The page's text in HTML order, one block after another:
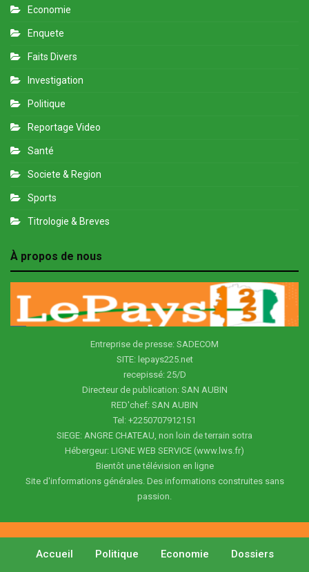
Economie
Enquete
Faits Divers
Investigation
Politique
Reportage Video
Santé
Societe & Region
Sports
Titrologie & Breves
À propos de nous
Entreprise de presse: SADECOM
SITE: lepays225.net
recepissé: 25/D
Directeur de publication: SAN AUBIN
RED'chef: SAN AUBIN
Tel: +2250707912151
SIEGE: ANGRE CHATEAU, non loin de terrain sotra
Hébergeur: LIGNE WEB SERVICE (www.lws.fr)
Bientôt une télévision en ligne
Site d'informations générales. Des informations construites sans
passion.
Accueil Politique Economie Dossiers